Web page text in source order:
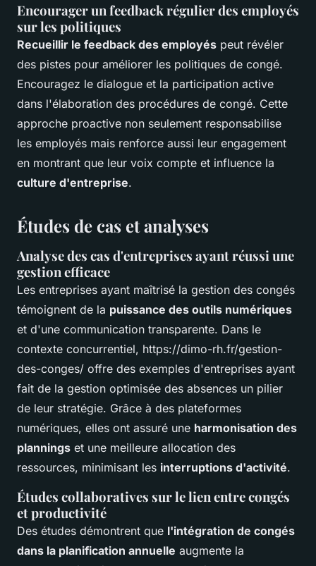
Encourager un feedback régulier des employés
sur les politiques
Recueillir le feedback des employés peut révéler
des pistes pour améliorer les politiques de congé.
Encouragez le dialogue et la participation active
dans l'élaboration des procédures de congé. Cette
approche proactive non seulement responsabilise
les employés mais renforce aussi leur engagement
en montrant que leur voix compte et influence la
culture d'entreprise.
Études de cas et analyses
Analyse des cas d'entreprises ayant réussi une
gestion efficace
Les entreprises ayant maîtrisé la gestion des congés
témoignent de la puissance des outils numériques
et d'une communication transparente. Dans le
contexte concurrentiel, https://dimo-rh.fr/gestion-
des-conges/ offre des exemples d'entreprises ayant
fait de la gestion optimisée des absences un pilier
de leur stratégie. Grâce à des plateformes
numériques, elles ont assuré une harmonisation des
plannings et une meilleure allocation des
ressources, minimisant les interruptions d'activité.
Études collaboratives sur le lien entre congés
et productivité
Des études démontrent que l'intégration de congés
dans la planification annuelle augmente la